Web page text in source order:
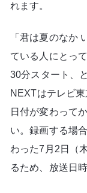
れます。
「君は夏のなか
ている人にとっ
30分スタート、
NEXTはテレビ
日付が変わって
い。録画する場
わった7月2日（
るため、放送日